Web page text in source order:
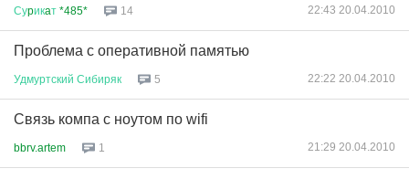
Суpикaт *485* 14 22:43 20.04.2010
Проблема с оперативной памятью
Удмуртский Сибиряк 5 22:22 20.04.2010
Связь компа с ноутом по wifi
bbrv.artem 1 21:29 20.04.2010